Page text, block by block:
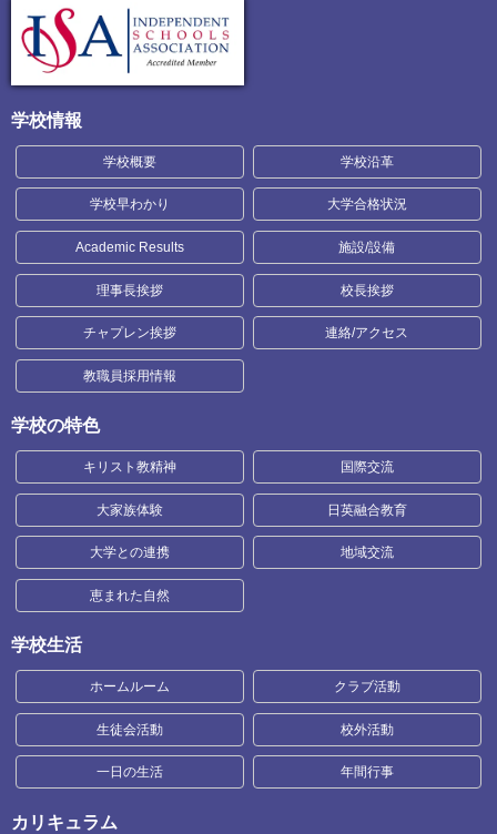
学校情報
学校概要 学校沿革
学校早わかり 大学合格状況
Academic Results 施設/設備
理事長挨拶 校長挨拶
チャプレン挨拶 連絡/アクセス
教職員採用情報
学校の特色
キリスト教精神 国際交流
大家族体験 日英融合教育
大学との連携 地域交流
恵まれた自然
学校生活
ホームルーム クラブ活動
生徒会活動 校外活動
一日の生活 年間行事
カリキュラム